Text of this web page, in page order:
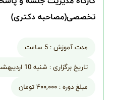
تخصصی(مصاحبه دکتری)
مدت آموزش : 5 ساعت
تاریخ برگزاری : شنبه 10 اردیبهشت 1401
مبلغ دوره : ۴۰۰,۰۰۰ تومان